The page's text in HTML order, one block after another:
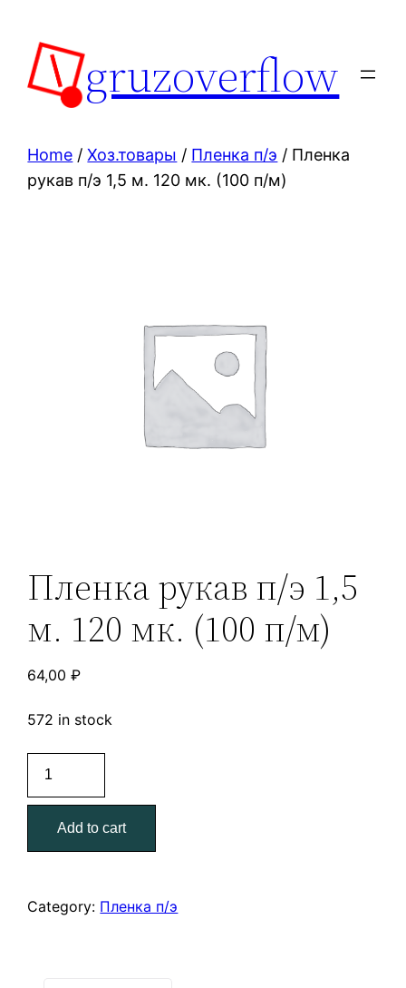
content
gruzoverflow
Home /Хоз.товары / Пленка п/э / Пленка
рукав п/э 1,5 м. 120 мк. (100 п/м)
Пленка рукав п/э 1,5
м. 120 мк. (100 п/м)
64,00₽
572 in stock
рукав
п/
1,5
120
Add to cart
Category: Пленка п/э